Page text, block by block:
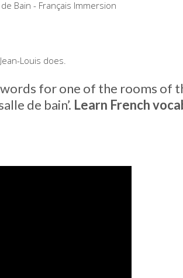
Louis does.
for one of the rooms of
de bain’. Learn French